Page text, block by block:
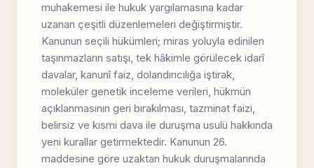
muhakemesi ile hukuk yargılamasına kadar
uzanan çeşitli düzenlemeleri değiştirmiştir.
Kanunun seçili hükümleri; miras yoluyla edinilen
taşınmazların satışı, tek hâkimle görülecek idarî
davalar, kanunî faiz, dolandırıcılığa iştirak,
moleküler genetik inceleme verileri, hükmün
açıklanmasının geri bırakılması, tazminat faizi,
belirsiz ve kısmi dava ile duruşma usulü hakkında
yeni kurallar getirmektedir. Kanunun 26.
maddesine göre uzaktan hukuk duruşmalarında